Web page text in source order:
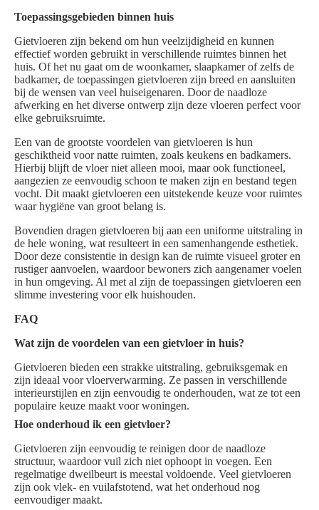
Toepassingsgebieden binnen huis
Gietvloeren zijn bekend om hun veelzijdigheid en kunnen
effectief worden gebruikt in verschillende ruimtes binnen het
huis. Of het nu gaat om de woonkamer, slaapkamer of zelfs de
badkamer, de toepassingen gietvloeren zijn breed en aansluiten
bij de wensen van veel huiseigenaren. Door de naadloze
afwerking en het diverse ontwerp zijn deze vloeren perfect voor
elke gebruiksruimte.
Een van de grootste voordelen van gietvloeren is hun
geschiktheid voor natte ruimten, zoals keukens en badkamers.
Hierbij blijft de vloer niet alleen mooi, maar ook functioneel,
aangezien ze eenvoudig schoon te maken zijn en bestand tegen
vocht. Dit maakt gietvloeren een uitstekende keuze voor ruimtes
waar hygiëne van groot belang is.
Bovendien dragen gietvloeren bij aan een uniforme uitstraling in
de hele woning, wat resulteert in een samenhangende esthetiek.
Door deze consistentie in design kan de ruimte visueel groter en
rustiger aanvoelen, waardoor bewoners zich aangenamer voelen
in hun omgeving. Al met al zijn de toepassingen gietvloeren een
slimme investering voor elk huishouden.
FAQ
Wat zijn de voordelen van een gietvloer in huis?
Gietvloeren bieden een strakke uitstraling, gebruiksgemak en
zijn ideaal voor vloerverwarming. Ze passen in verschillende
interieurstijlen en zijn eenvoudig te onderhouden, wat ze tot een
populaire keuze maakt voor woningen.
Hoe onderhoud ik een gietvloer?
Gietvloeren zijn eenvoudig te reinigen door de naadloze
structuur, waardoor vuil zich niet ophoopt in voegen. Een
regelmatige dweilbeurt is meestal voldoende. Veel gietvloeren
zijn ook vlek- en vuilafstotend, wat het onderhoud nog
eenvoudiger maakt.